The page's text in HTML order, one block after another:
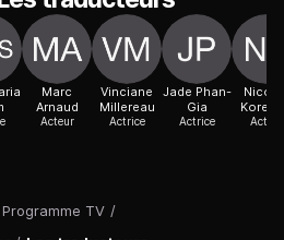
Programme TV /
Marc
Arnaud
Acteur
Vinciane
Millereau
Actrice
Jade Phan-
Gia
Actrice Acteur